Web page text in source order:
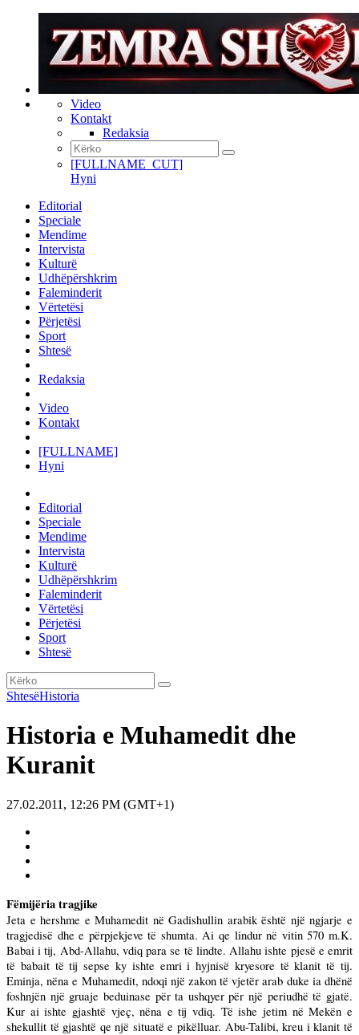
Video
Kontakt
Redaksia
[FULLNAME_CUT]
Hyni
Editorial
Speciale
Mendime
Intervista
Kulturë
Udhëpërshkrim
Faleminderit
Vërtetësi
Përjetësi
Sport
Shtesë
Redaksia
Video
Kontakt
[FULLNAME]
Hyni
Editorial
Speciale
Mendime
Intervista
Kulturë
Udhëpërshkrim
Faleminderit
Vërtetësi
Përjetësi
Sport
Shtesë
ShtesëHistoria
Historia e Muhamedit dhe
Kuranit
27.02.2011, 12:26 PM (GMT+1)
Fëmijëria tragjike
Jeta e hershme e Muhamedit në Gadishullin arabik është një ngjarje e
tragjedisë dhe e përpjekjeve të shumta. Ai qe lindur në vitin570 m.K.
Babai i tij, Abd-Allahu, vdiq para se të lindte. Allahu ishte pjesë e emrit
të babait të tij sepse ky ishte emri i hyjnisë kryesore të klanit të tij.
Eminja, nëna e Muhamedit, ndoqi një zakon të vjetër arab duke ia dhënë
foshnjën një gruaje beduinase për ta ushqyer për një periudhë të gjatë.
Kur ai ishte gjashtë vjeç, nëna e tij vdiq. Të ishe jetim në Mekën e
shekullit të gjashtë qe një situatë e pikëlluar. Abu-Talibi, kreu i klanit të